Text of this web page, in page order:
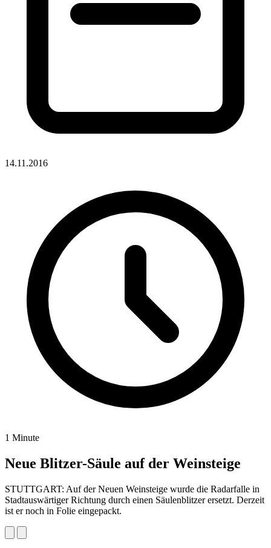
14.11.2016
1 Minute
Neue Blitzer-Säule auf der Weinsteige
STUTTGART: Auf der Neuen Weinsteige wurde die Radarfalle in
Stadtauswärtiger Richtung durch einen Säulenblitzer ersetzt. Derzeit
ist er noch in Folie eingepackt.